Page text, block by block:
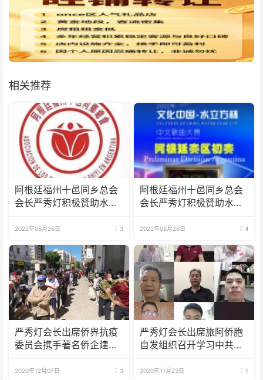
相关推荐
阿根廷福州十邑同乡总会
会长严秀灯积极赞助水立
事
2022年06月26日 3
阿根廷福州十邑同乡总会
会长严秀灯积极赞助水立
事
2022年06月26日 4
严秀灯会长出席侨界抗疫
委员会携手著名侨企建融
民赞誉
2020年12月07日 3
严秀灯会长出席旅阿侨胞
自发组织召开学习中共十
题会
2020年11月23日 1